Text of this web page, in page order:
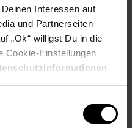
Interessen auf
und Partnerseiten
„Ok“ willigst Du in die
Cookie-Einstellungen
Basis°Punkte:
44
Extra°Punkte:
0
Der bisher